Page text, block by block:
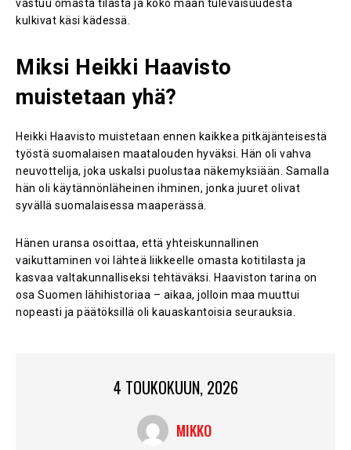
vastuu omasta tilasta ja koko maan tulevaisuudesta
kulkivat käsi kädessä.
Miksi Heikki Haavisto
muistetaan yhä?
Heikki Haavisto muistetaan ennen kaikkea pitkäjänteisestä
työstä suomalaisen maatalouden hyväksi. Hän oli vahva
neuvottelija, joka uskalsi puolustaa näkemyksiään. Samalla
hän oli käytännönläheinen ihminen, jonka juuret olivat
syvällä suomalaisessa maaperässä.
Hänen uransa osoittaa, että yhteiskunnallinen
vaikuttaminen voi lähteä liikkeelle omasta kotitilasta ja
kasvaa valtakunnalliseksi tehtäväksi. Haaviston tarina on
osa Suomen lähihistoriaa – aikaa, jolloin maa muuttui
nopeasti ja päätöksillä oli kauaskantoisia seurauksia.
4 TOUKOKUUN, 2026
MIKKO